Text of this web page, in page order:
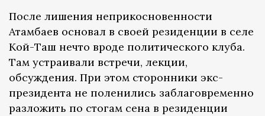
После лишения неприкосновенности
Атамбаев основал в своей резиденции в селе
Кой-Таш нечто вроде политического клуба.
Там устраивали встречи, лекции,
обсуждения. При этом сторонники экс-
президента не поленились заблаговременно
разложить по стогам сена в резиденции